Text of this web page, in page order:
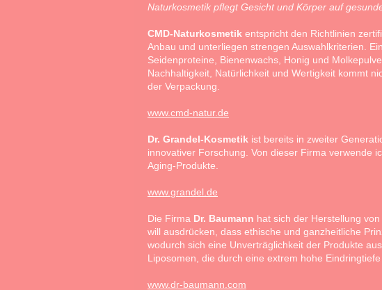
Naturkosmetik pflegt Gesicht und Körper auf
CMD-Naturkosmetik entspricht den Richtlinien
Anbau und unterliegen strengen Auswahlkriterien.
Seidenproteine, Bienenwachs, Honig und
Nachhaltigkeit, Natürlichkeit und Wertigkeit kommt
der Verpackung.
www.cmd-natur.de
Dr. Grandel-Kosmetik ist bereits in zweiter
innovativer Forschung. Von dieser Firma verwende
Aging-Produkte.
www.grandel.de
Die Firma Dr. Baumann hat sich der Herstellung
will ausdrücken, dass ethische und ganzheitliche
wodurch sich eine Unverträglichkeit der Produkte
Liposomen, die durch eine extrem hohe
www.dr-baumann.com